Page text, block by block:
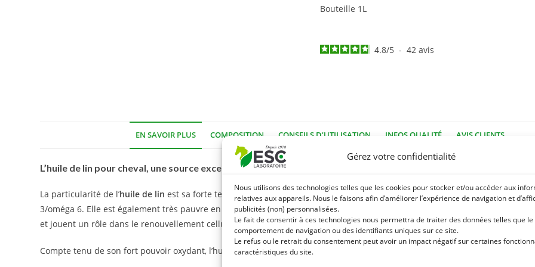
Gérez votre confidentialité
Nous utilisons des technologies telles que les cookies pour stocker et/ou accéder aux
relatives aux appareils. Nous le faisons afin d’améliorer l’expérience de navigation et
publicités (non) personnalisées.
Le fait de consentir à ces technologies nous permettra de traiter des données telles que le
comportement de navigation ou des identifiants uniques sur ce site.
Le refus ou le retrait du consentement peut avoir un impact négatif sur certaines
caractéristiques du site.
Bouteille 1L
4.8/5 - 42avis
EN SAVOIR PLUS COMPOSITION CONSEILS D'UTILISATION INFOS QUALITÉ AVIS CLIENTS
L’huile de lin pour cheval, une source exceptionnelle d’omégas 3 :
La particularité de l’huile de lin est sa forte teneur en acides gras polyinsaturés tel que les omégas 3 mais également son
3/oméga 6. Elle est également très pauvre en acides gras saturés. Ces derniers sont indispensables à l’organisme qui ne
et jouent un rôle dans le renouvellement cellulaire (épiderme, vision…). L’huile de lin est également source de vitamine A et
Compte tenu de son fort pouvoir oxydant, l’huile de lin doit être consommée rapidement et conservée de préférence au